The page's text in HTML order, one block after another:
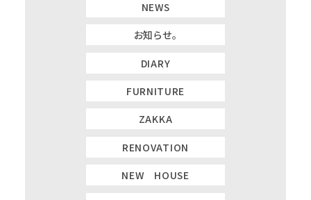
NEWS
お知らせ。
DIARY
FURNITURE
ZAKKA
RENOVATION
NEW HOUSE